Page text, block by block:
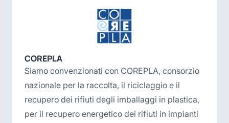
COREPLA
Siamo convenzionati con COREPLA, consorzio
nazionale per la raccolta, il riciclaggio e il
recupero dei rifiuti degli imballaggi in plastica,
per il recupero energetico dei rifiuti in impianti